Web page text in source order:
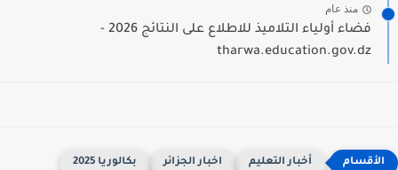
منذ عام
فضاء أولياء التلاميذ للاطلاع على النتائج 2026 -
tharwa.education.gov.dz
أخبار التعليم اخبار الجزائر بكالوريا 2025